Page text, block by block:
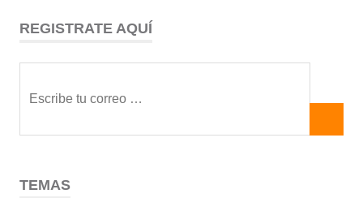
REGISTRATE AQUÍ
TEMAS